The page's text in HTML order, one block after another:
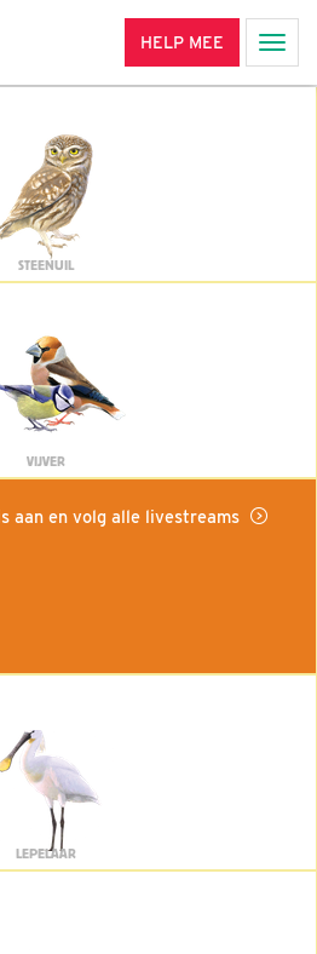
HELP MEE
STEENUIL
VIJVER
aan en volg alle livestreams
LEPELAAR